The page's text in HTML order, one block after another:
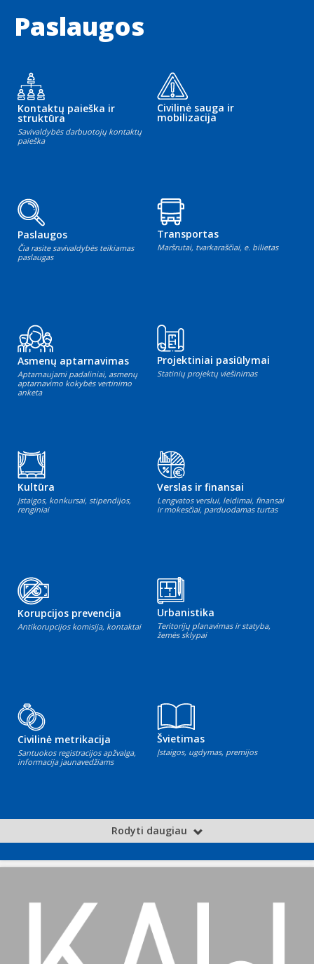
Paslaugos
Kontaktų paieška ir
struktūra
Savivaldybės darbuotojų kontaktų
paieška
Civilinė sauga ir
mobilizacija
Paslaugos
Čia rasite savivaldybės teikiamas
paslaugas
Transportas
Maršrutai, tvarkaraščiai, e. bilietas
Asmenų aptarnavimas
Aptarnaujami padaliniai, asmenų
aptarnavimo kokybės vertinimo
anketa
Projektiniai pasiūlymai
Statinių projektų viešinimas
Kultūra
Įstaigos, konkursai, stipendijos,
renginiai
Verslas ir finansai
Lengvatos verslui, leidimai, finansai
ir mokesčiai, parduodamas turtas
Korupcijos prevencija
Antikorupcijos komisija, kontaktai
Urbanistika
Teritorijų planavimas ir statyba,
žemės sklypai
Civilinė metrikacija
Santuokos registracijos apžvalga,
informacija jaunavedžiams
Švietimas
Įstaigos, ugdymas, premijos
Rodyti daugiau